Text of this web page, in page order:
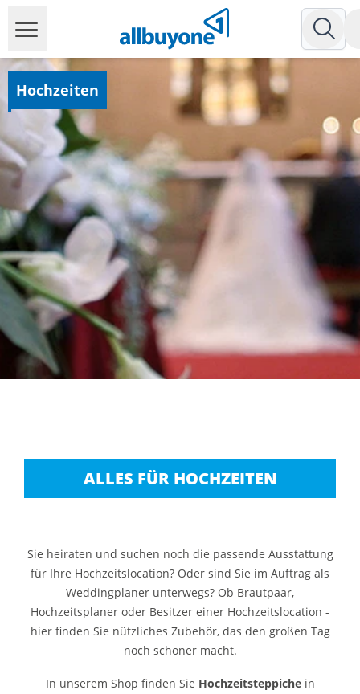
Hochzeiten
ALLES FÜR HOCHZEITEN
Sie heiraten und suchen noch die passende Ausstattung
für Ihre Hochzeitslocation? Oder sind Sie im Auftrag als
Weddingplaner unterwegs? Ob Brautpaar,
Hochzeitsplaner oder Besitzer einer Hochzeitslocation -
hier finden Sie nützliches Zubehör, das den großen Tag
noch schöner macht.
In unserem Shop finden Sie Hochzeitsteppichein